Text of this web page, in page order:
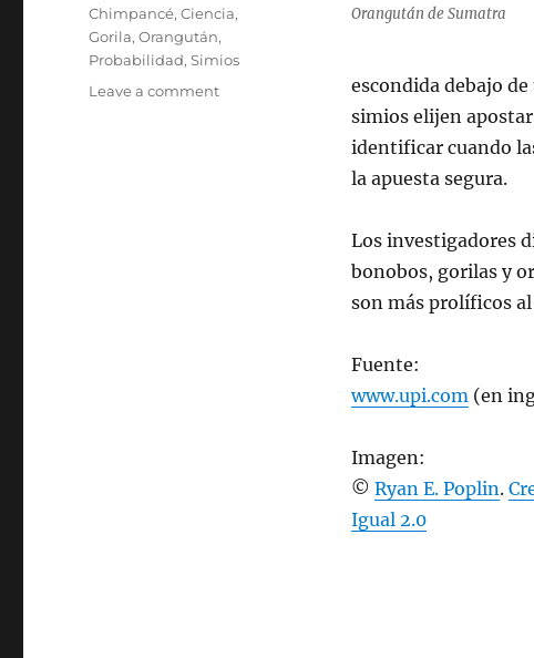
Orangután de Sumatra
escondida debajo
simios elijen
identificar cuando
la apuesta segura.
Los investigadores
bonobos, gorilas y
son más prolíficos
Fuente:
www.upi.com(en
Imagen:
© Ryan E. Poplin.
Igual 2.0
Chimpancé,Ciencia,
Gorila,Orangután,
Probabilidad,Simios
Leave a commenton